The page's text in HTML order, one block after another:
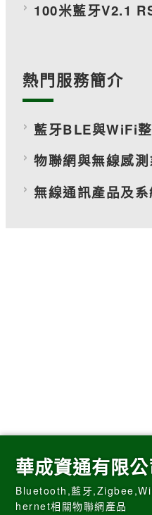
100米藍牙V2.1
熱門服務簡介
藍牙BLE與WiFi
物聯網與無線感
無線通訊產品及
華成資通有限
Bluetooth,藍牙
hernet相關物聯網產品